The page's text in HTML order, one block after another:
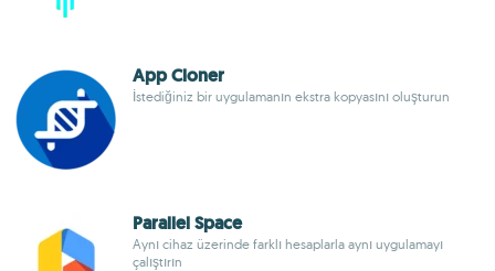
App Cloner
İstediğiniz bir uygulamanın ekstra kopyasını oluşturun
Parallel Space
Aynı cihaz üzerinde farklı hesaplarla aynı uygulamayı
çalıştırın